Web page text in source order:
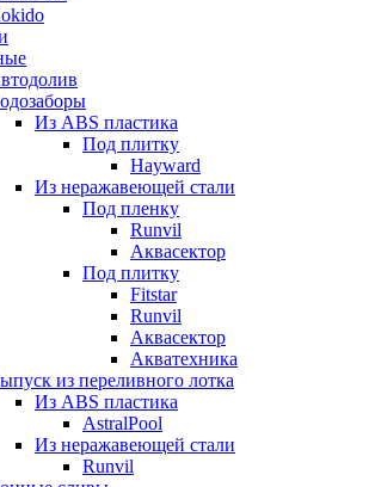
Из ABS пластика
Под плитку
Hayward
Из неражавеющей стали
Под пленку
Runvil
Аквасектор
Под плитку
Fitstar
Runvil
Аквасектор
Акватехника
из переливного лотка
Из ABS пластика
AstralPool
Из неражавеющей стали
Runvil